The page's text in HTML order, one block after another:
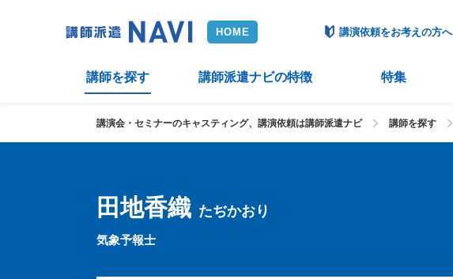
講師を探す 特集
講演依頼をお考えの方へ
講師派遣ナビの特徴
講演会・セミナーのキャスティング、講演依頼は講師派遣ナビ 講師を探す
田地香織 たぢかおり
気象予報士